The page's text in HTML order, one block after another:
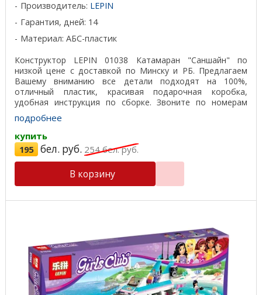
Производитель: LEPIN
Гарантия, дней: 14
Материал: АБС-пластик
Конструктор LEPIN 01038 Катамаран "Саншайн" по
низкой цене с доставкой по Минску и РБ. Предлагаем
Вашему вниманию все детали подходят на 100%,
отличный пластик, красивая подарочная коробка,
удобная инструкция по сборке. Звоните по номерам
телефонов ...
подробнее
купить
195 бел. руб. 254бел. руб.
В корзину